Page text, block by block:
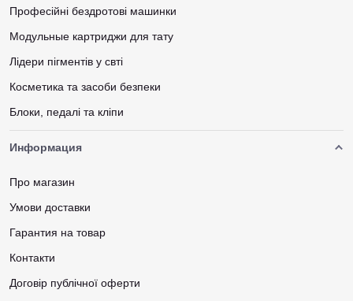
Професійні бездротові машинки
Модульные картриджи для тату
Лідери пігментів у свті
Косметика та засоби безпеки
Блоки, педалі та кліпи
Информация
Про магазин
Умови доставки
Гарантия на товар
Контакти
Договір публічної оферти